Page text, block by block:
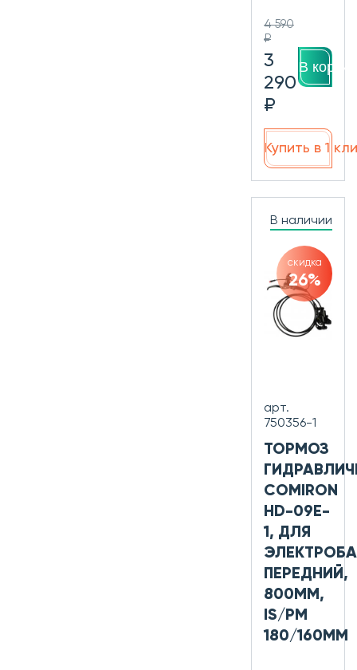
4 590
₽
3
290
₽
В
Купить в 1
В наличии
скидка
26%
арт.
750356-1
ТОРМОЗ
COMIRON
HD-09E-
1, ДЛЯ
ПЕРЕДНИЙ,
800ММ,
IS/PM
180/160ММ